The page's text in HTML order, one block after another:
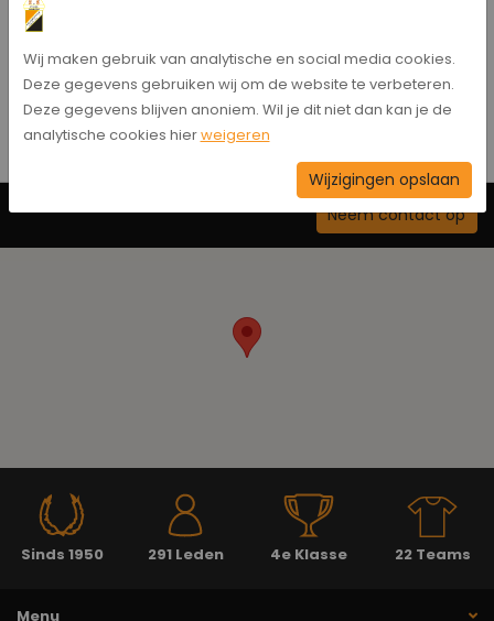
Bericht delen
Neem contact op
Sinds 1950 291 Leden 4e Klasse 22 Teams
Menu
Wij maken gebruik van analytische en social media cookies.
Deze gegevens gebruiken wij om de website te verbeteren.
Deze gegevens blijven anoniem. Wil je dit niet dan kan je de
analytische cookies hierweigeren
Wijzigingen opslaan